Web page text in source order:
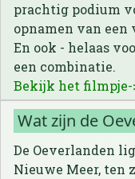
prachtig podium
opnamen van een
En ook - helaas
een combinatie.
Bekijk het filmpje-
Wat zijn de
De Oeverlanden
Nieuwe Meer, ten